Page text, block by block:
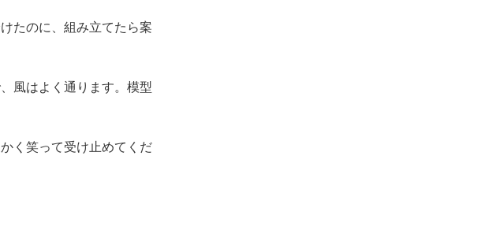
たのに、組み立てたら案
風はよく通ります。模型
く笑って受け止めてくだ